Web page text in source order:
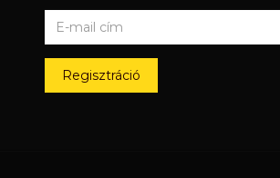
Regisztráció